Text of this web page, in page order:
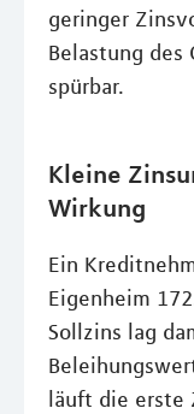
geringer
Belastung des
spürbar.
Kleine
Wirkung
Ein
Eigenheim
Sollzins lag
läuft die erste